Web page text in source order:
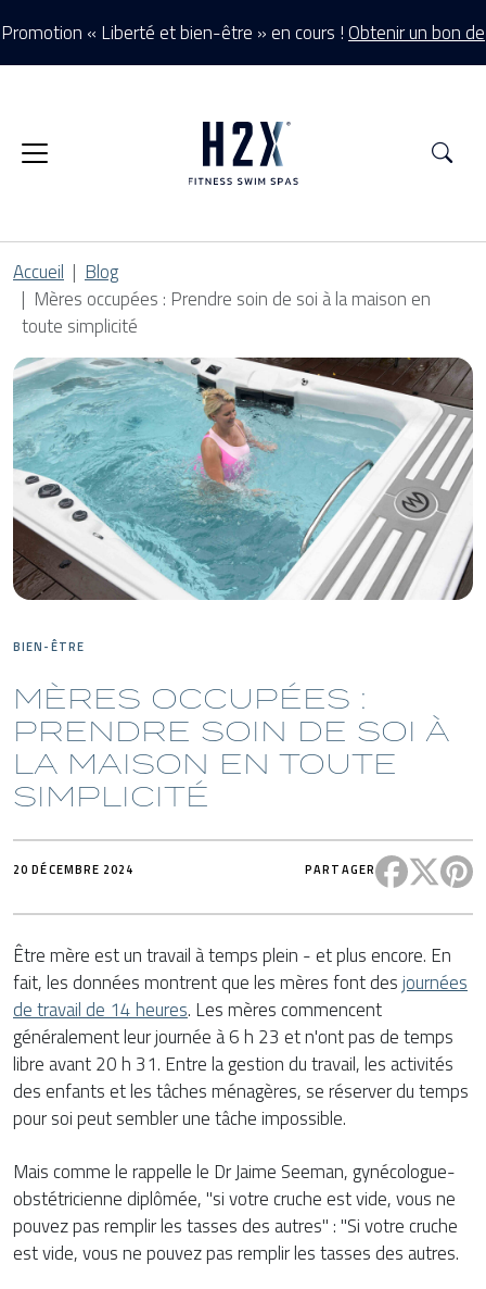
Promotion « Liberté et bien-être » en cours ! Obtenir un bon de
Accueil
Blog
Mères occupées : Prendre soin de soi à la maison en
toute simplicité
BIEN-ÊTRE
MÈRES OCCUPÉES :
PRENDRE SOIN DE SOI À
LA MAISON EN TOUTE
SIMPLICITÉ
20 DÉCEMBRE 2024 PARTAGER Partager
Être mère est un travail à temps plein - et plus encore. En
fait, les données montrent que les mères font desjournées
de travail de 14 heures. Les mères commencent
généralement leur journée à 6 h 23 et n'ont pas de temps
libre avant 20 h 31. Entre la gestion du travail, les activités
des enfants et les tâches ménagères, se réserver du temps
pour soi peut sembler une tâche impossible.
Mais comme le rappelle le Dr Jaime Seeman, gynécologue-
obstétricienne diplômée, "si votre cruche est vide, vous ne
pouvez pas remplir les tasses des autres" : "Si votre cruche
est vide, vous ne pouvez pas remplir les tasses des autres.